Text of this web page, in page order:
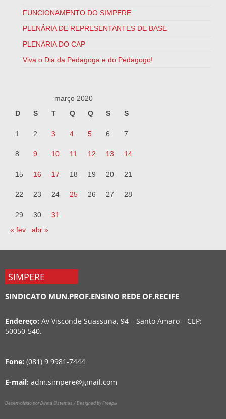
FUNCIONAMENTO DO SIMPERE
PLENÁRIA DE REPRESENTANTES DE BASE
PLENÁRIA DO CAP
Viva o Dia da Pedagoga e do Pedagogo!
março 2020
D
S T Q Q S S
1 2 3 4 5 6 7
8 9 10 11 12 13 14
15 16 17 18 19 20 21
22 23 24 25 26 27 28
29 30
31
« fev
abr »
SIMPERE
SINDICATO MUN.PROF.ENSINO REDE OF.RECIFE
Endereço: Av Visconde Suassuna, 94 – Santo Amaro – CEP:
50050-540.
Fone: (081) 9 9981-7444
E-mail: adm.simpere@gmail.com
Desenvolvido por Direta Sistemas / Designed by Freepik